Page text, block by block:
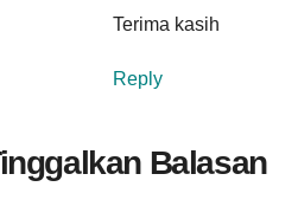
Terima kasih
Reply
Balasan